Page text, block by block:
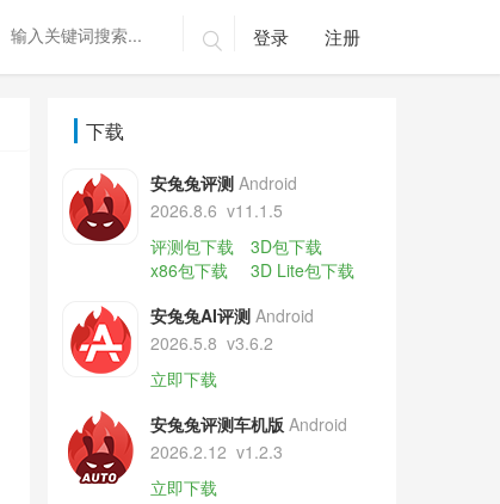
 登录 注册
下载
安兔兔评测 Android
2026.8.6 v11.1.5
评测包下载
3D包下载
x86包下载
3D Lite包下载
安兔兔AI评测 Android
2026.5.8 v3.6.2
立即下载
安兔兔评测车机版 Android
2026.2.12 v1.2.3
立即下载